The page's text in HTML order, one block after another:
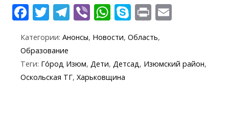
F
e
b
o
T
itt
er
T
e
gr
a
Vi
er
W
at
s
A
S
k
y
p
Pr
t
l
Категории: Анонсы, Новости, Область,
Образование
Теги: Го́род Изюм, Дети, Детсад, Изюмский район,
Оскольская ТГ, Харьковщина